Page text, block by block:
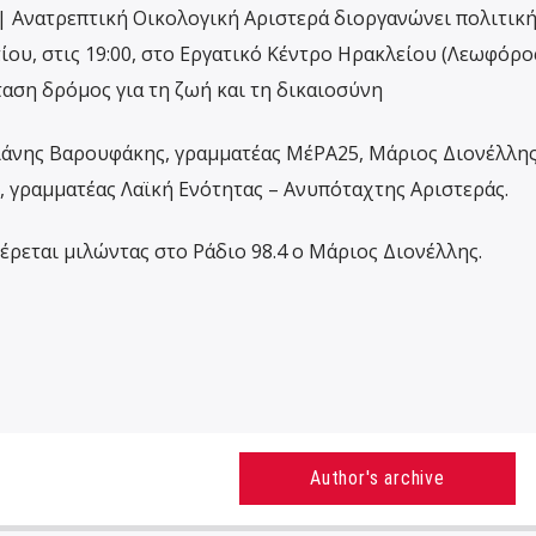
Οικολογική Αριστερά διοργανώνει πολιτική
στις 19:00, στο Εργατικό Κέντρο Ηρακλείου
δρόμος για τη ζωή και τη δικαιοσύνη
Βαρουφάκης, γραμματέας ΜέΡΑ25, Μάριος
Λαϊκή Ενότητας – Ανυπόταχτης Αριστεράς.
μιλώντας στο Ράδιο 98.4 ο Μάριος Διονέλλης.
Author's archive